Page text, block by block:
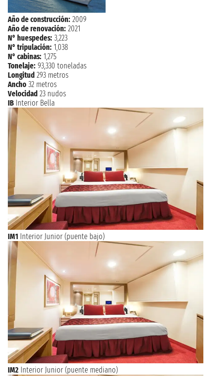
sábado, 12 de septiembre de
2026
9:00
Año de construcción: 2009
Año de renovación: 2021
N° huespedes: 3,223
N° tripulación: 1,038
N° cabinas: 1,275
Tonelaje: 93,330 toneladas
Longitud 293 metros
Ancho 32 metros
Velocidad 23 nudos
IB Interior Bella
IM1 Interior Junior (puente bajo)
IM2 Interior Junior (puente mediano)